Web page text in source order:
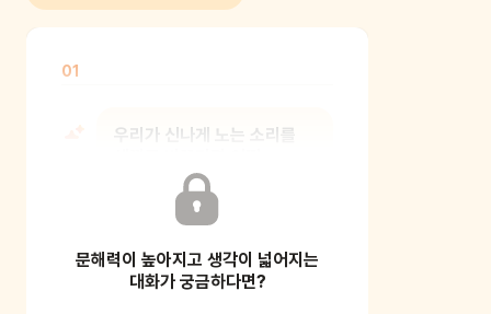
01
우리가 신나게 노는 소리를
색깔일까?
감각의 전이, 즉 소리를 색깔처럼 다른
감각으로 바꾸어 느껴보는 활동이에요.
문해력이 높아지고 생각이 넓어지는
대화가 궁금하다면?